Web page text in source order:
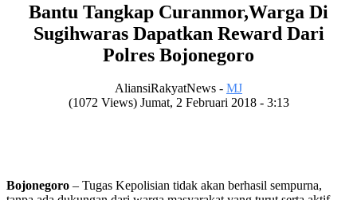
Bantu Tangkap Curanmor,Warga Di
Sugihwaras Dapatkan Reward Dari
Polres Bojonegoro
AliansiRakyatNews - MJ
(1072 Views) Jumat, 2 Februari 2018 - 3:13
Bojonegoro – Tugas Kepolisian tidak akan berhasil sempurna,